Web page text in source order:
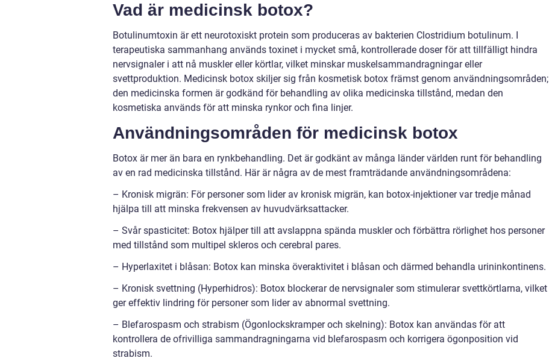
Vad är medicinsk botox?
Botulinumtoxin är ett neurotoxiskt protein som produceras av bakterien Clostridium botulinum. I
terapeutiska sammanhang används toxinet i mycket små, kontrollerade doser för att tillfälligt hindra
nervsignaler i att nå muskler eller körtlar, vilket minskar muskelsammandragningar eller
svettproduktion. Medicinsk botox skiljer sig från kosmetisk botox främst genom användningsområden;
den medicinska formen är godkänd för behandling av olika medicinska tillstånd, medan den
kosmetiska används för att minska rynkor och fina linjer.
Användningsområden för medicinsk botox
Botox är mer än bara en rynkbehandling. Det är godkänt av många länder världen runt för behandling
av en rad medicinska tillstånd. Här är några av de mest framträdande användningsområdena:
– Kronisk migrän: För personer som lider av kronisk migrän, kan botox-injektioner var tredje månad
hjälpa till att minska frekvensen av huvudvärksattacker.
– Svår spasticitet: Botox hjälper till att avslappna spända muskler och förbättra rörlighet hos personer
med tillstånd som multipel skleros och cerebral pares.
– Hyperlaxitet i blåsan: Botox kan minska överaktivitet i blåsan och därmed behandla urininkontinens.
– Kronisk svettning (Hyperhidros): Botox blockerar de nervsignaler som stimulerar svettkörtlarna, vilket
ger effektiv lindring för personer som lider av abnormal svettning.
– Blefarospasm och strabism (Ögonlockskramper och skelning): Botox kan användas för att
kontrollera de ofrivilliga sammandragningarna vid blefarospasm och korrigera ögonposition vid
strabism.